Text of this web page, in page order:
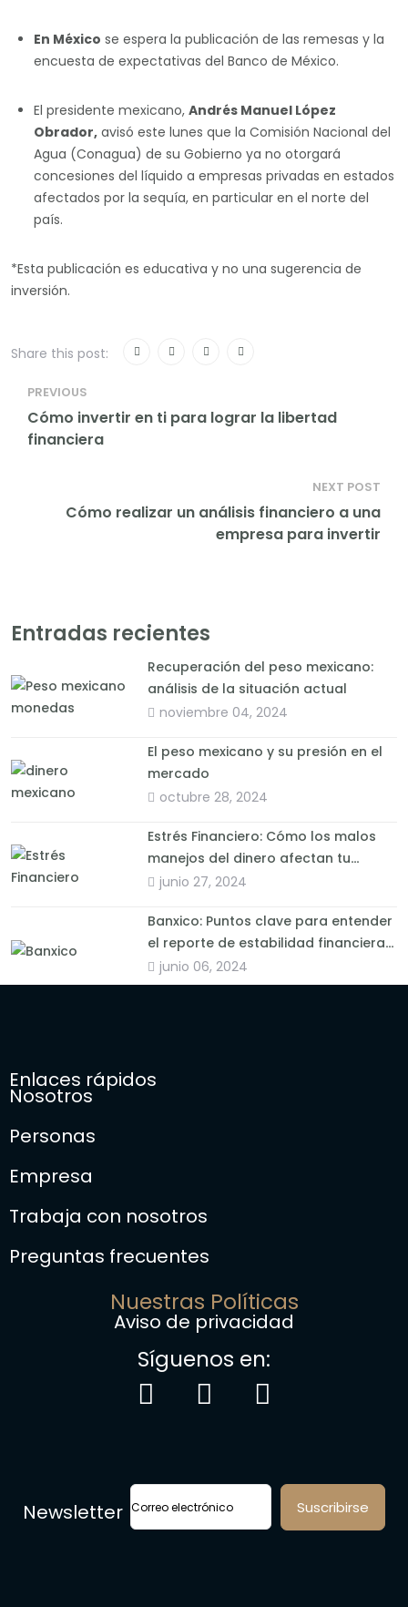
En México se espera la publicación de las remesas y la
encuesta de expectativas del Banco de México.
El presidente mexicano, Andrés Manuel López
Obrador, avisó este lunes que la Comisión Nacional del
Agua (Conagua) de su Gobierno ya no otorgará
concesiones del líquido a empresas privadas en estados
afectados por la sequía, en particular en el norte del
país.
*Esta publicación es educativa y no una sugerencia de
inversión.
Share this post:
PREVIOUS
Cómo invertir en ti para lograr la libertad
financiera
NEXT POST
Cómo realizar un análisis financiero a una
empresa para invertir
Entradas recientes
Recuperación del peso mexicano:
análisis de la situación actual
noviembre 04, 2024
El peso mexicano y su presión en el
mercado
octubre 28, 2024
Estrés Financiero: Cómo los malos
manejos del dinero afectan tu
bienestar
junio 27, 2024
Banxico: Puntos clave para entender
el reporte de estabilidad financiera
2024
junio 06, 2024
Enlaces rápidos
Nosotros
Personas
Empresa
Trabaja con nosotros
Preguntas frecuentes
Nuestras Políticas
Aviso de privacidad
Síguenos en:
Newsletter